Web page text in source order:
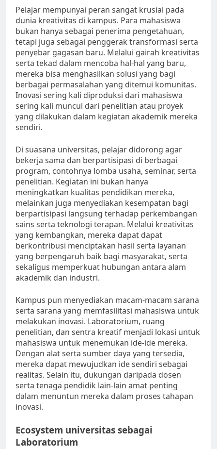
Pelajar mempunyai peran sangat krusial pada
dunia kreativitas di kampus. Para mahasiswa
bukan hanya sebagai penerima pengetahuan,
tetapi juga sebagai penggerak transformasi serta
penyebar gagasan baru. Melalui gairah kreativitas
serta tekad dalam mencoba hal-hal yang baru,
mereka bisa menghasilkan solusi yang bagi
berbagai permasalahan yang ditemui komunitas.
Inovasi sering kali diproduksi dari mahasiswa
sering kali muncul dari penelitian atau proyek
yang dilakukan dalam kegiatan akademik mereka
sendiri.
Di suasana universitas, pelajar didorong agar
bekerja sama dan berpartisipasi di berbagai
program, contohnya lomba usaha, seminar, serta
penelitian. Kegiatan ini bukan hanya
meningkatkan kualitas pendidikan mereka,
melainkan juga menyediakan kesempatan bagi
berpartisipasi langsung terhadap perkembangan
sains serta teknologi terapan. Melalui kreativitas
yang kembangkan, mereka dapat dapat
berkontribusi menciptakan hasil serta layanan
yang berpengaruh baik bagi masyarakat, serta
sekaligus memperkuat hubungan antara alam
akademik dan industri.
Kampus pun menyediakan macam-macam sarana
serta sarana yang memfasilitasi mahasiswa untuk
melakukan inovasi. Laboratorium, ruang
penelitian, dan sentra kreatif menjadi lokasi untuk
mahasiswa untuk menemukan ide-ide mereka.
Dengan alat serta sumber daya yang tersedia,
mereka dapat mewujudkan ide sendiri sebagai
realitas. Selain itu, dukungan daripada dosen
serta tenaga pendidik lain-lain amat penting
dalam menuntun mereka dalam proses tahapan
inovasi.
Ecosystem universitas sebagai
Laboratorium